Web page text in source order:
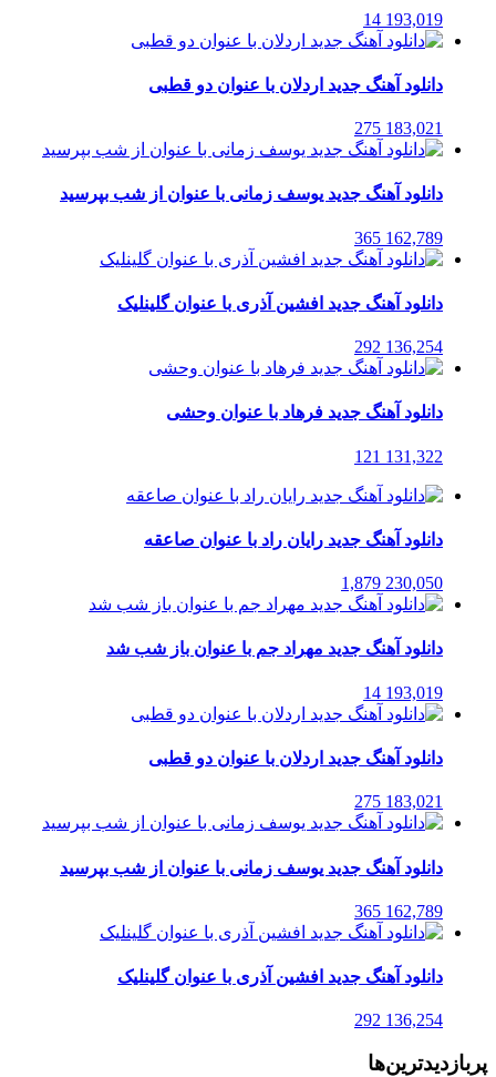
193,019
14
دانلود آهنگ جدید اردلان با عنوان دو قطبی
183,021
275
دانلود آهنگ جدید یوسف زمانی با عنوان از شب بپرسید
162,789
365
دانلود آهنگ جدید افشین آذری با عنوان گلینلیک
136,254
292
دانلود آهنگ جدید فرهاد با عنوان وحشی
131,322
121
دانلود آهنگ جدید رایان راد با عنوان صاعقه
230,050
1,879
دانلود آهنگ جدید مهراد جم با عنوان باز شب شد
193,019
14
دانلود آهنگ جدید اردلان با عنوان دو قطبی
183,021
275
دانلود آهنگ جدید یوسف زمانی با عنوان از شب بپرسید
162,789
365
دانلود آهنگ جدید افشین آذری با عنوان گلینلیک
136,254
292
پربازدیدترین‌ها